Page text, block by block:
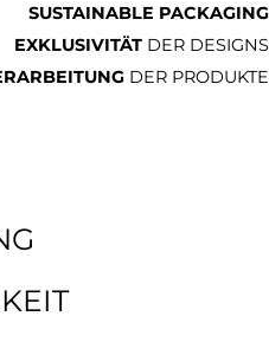
SUSTAINABLE PACKAGING
EXKLUSIVITÄT DER DESIGNS
DER PRODUKTE